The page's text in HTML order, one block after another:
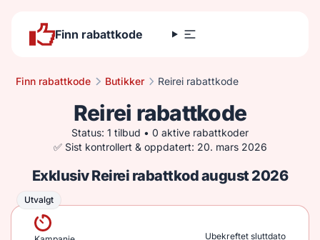
Finn rabattkode
Finn rabattkode Butikker Reirei rabattkode
Reirei rabattkode
Status: 1 tilbud • 0 aktive rabattkoder
✅ Sist kontrollert & oppdatert: 20. mars 2026
Exklusiv Reirei rabattkod august 2026
Utvalgt
Utvalgt
Ubekreftet sluttdato